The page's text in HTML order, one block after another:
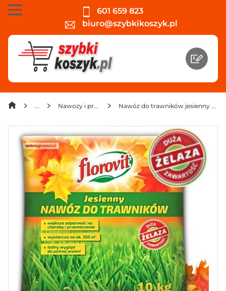
601 659 823
biuro@szybkikoszyk.pl
Nawozy i preparaty Nawóz do trawników jesienny Florovit 10 kg